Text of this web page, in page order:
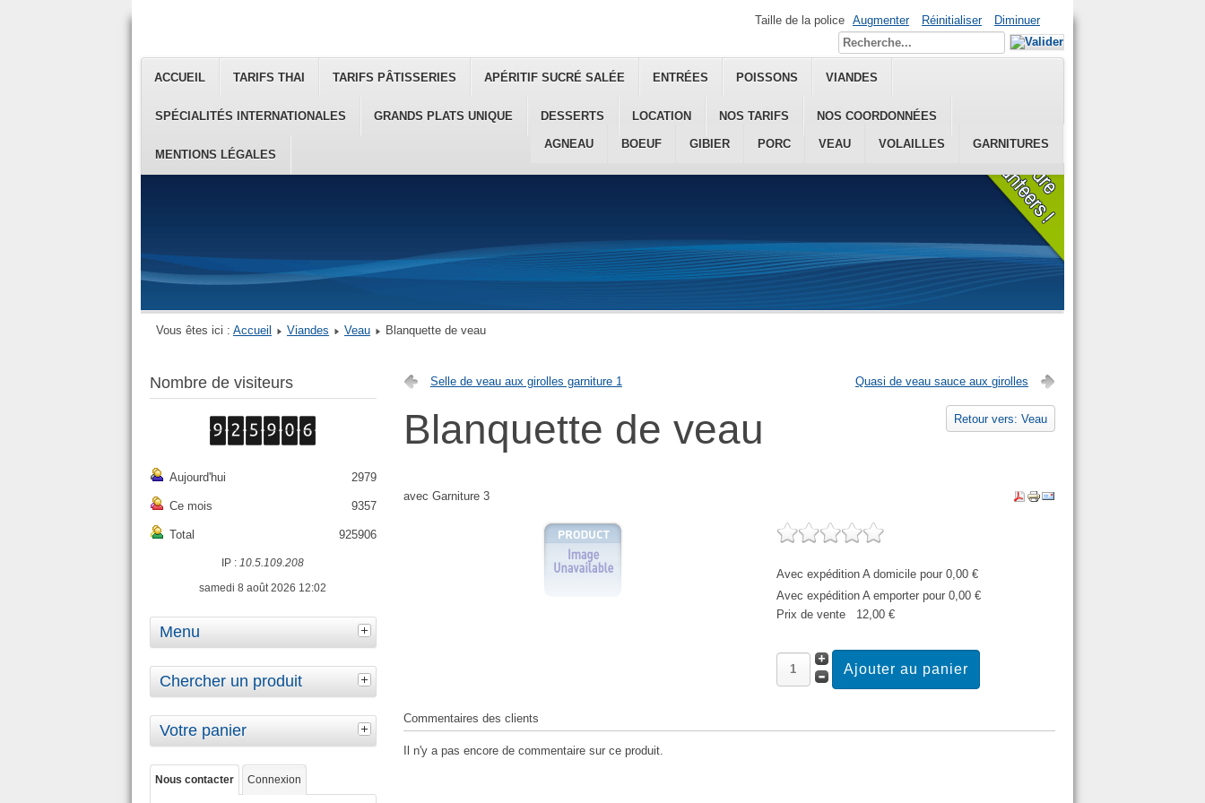
ACCUEIL TARIFS THAI TARIFS PÂTISSERIES APÉRITIF SUCRÉ SALÉE ENTRÉES POISSONS VIANDES
AGNEAU BOEUF GIBIER PORC VEAU VOLAILLES GARNITURES
SPÉCIALITÉS INTERNATIONALES GRANDS PLATS UNIQUE DESSERTS LOCATION NOS TARIFS NOS COORDONNÉES
MENTIONS LÉGALES
Taille de la police Augmenter Réinitialiser Diminuer
Vous êtes ici : Accueil Viandes Veau Blanquette de veau
Nombre de visiteurs
Aujourd'hui 2979
Ce mois 9357
Total 925906
IP :10.5.109.208
samedi 8 août 2026 12:02
Menu
Chercher un produit
Votre panier
Nous contacter Connexion
Selle de veau aux girolles garniture 1 Quasi de veau sauce aux girolles
Retour vers: Veau
Blanquette de veau
avec Garniture 3
Avec expédition A domicile pour 0,00 €
Avec expédition A emporter pour 0,00 €
Prix ​​de vente
12,00 €
Commentaires des clients
Il n'y a pas encore de commentaire sur ce produit.